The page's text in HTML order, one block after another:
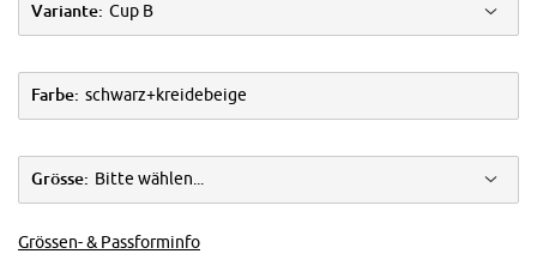
Variante: Cup B
Farbe: schwarz+kreidebeige
Grösse: Bitte wählen...
Grössen- & Passforminfo